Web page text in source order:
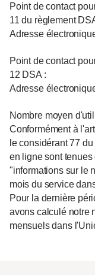
Point de contact
11 du règlement
Adresse
Point de contact
12 DSA :
Adresse
Nombre moyen
Conformément à
le considérant 77
en ligne sont
"informations sur le
mois du service
Pour la dernière
avons calculé notre
mensuels dans